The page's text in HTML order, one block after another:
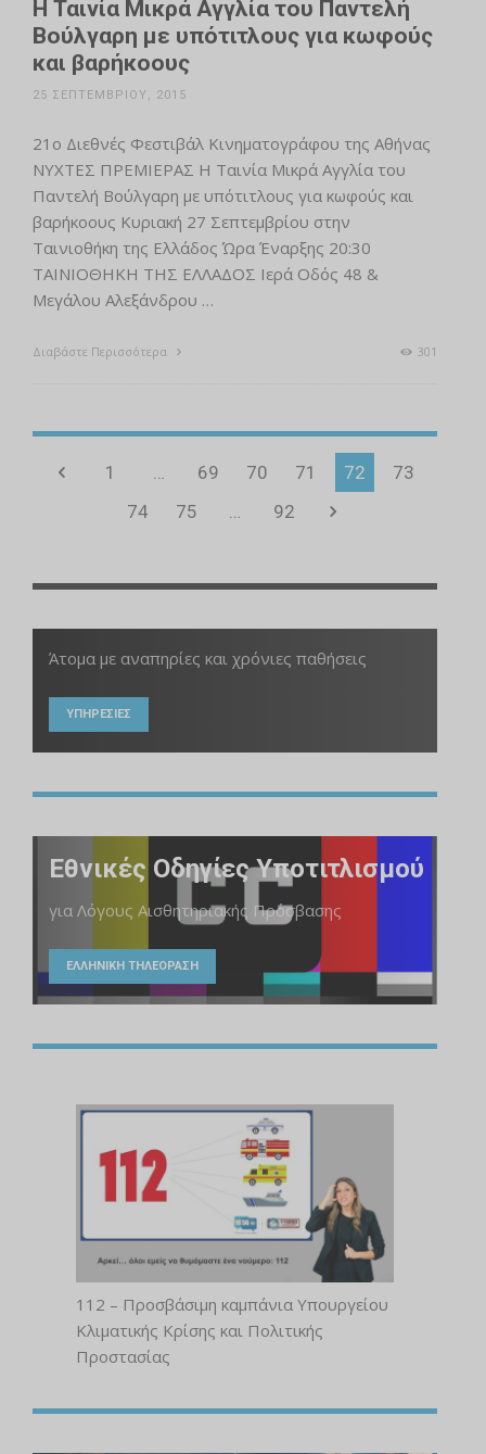
Η Ταινία Μικρά Αγγλία του Παντελή
Βούλγαρη με υπότιτλους για κωφούς
και βαρήκοους
25 ΣΕΠΤΕΜΒΡΊΟΥ, 2015
21ο Διεθνές Φεστιβάλ Κινηματογράφου της Αθήνας
ΝΥΧΤΕΣ ΠΡΕΜΙΕΡΑΣ Η Ταινία Μικρά Αγγλία του
Παντελή Βούλγαρη με υπότιτλους για κωφούς και
βαρήκοους Κυριακή 27 Σεπτεμβρίου στην
Ταινιοθήκη της Ελλάδος Ώρα Έναρξης 20:30
ΤΑΙΝΙΟΘΗΚΗ ΤΗΣ ΕΛΛΑΔΟΣ Ιερά Οδός 48 &
Μεγάλου Αλεξάνδρου …
Διαβάστε Περισσότερα 301
1 … 69 70 71 72
73
74
75 … 92
Άτομα με αναπηρίες και χρόνιες παθήσεις
ΥΠΗΡΕΣΙΕΣ
Εθνικές Οδηγίες Υποτιτλισμού
για Λόγους Αισθητηριακής Πρόσβασης
ΕΛΛΗΝΙΚΗ ΤΗΛΕΟΡΑΣΗ
112 – Προσβάσιμη καμπάνια Υπουργείου
Κλιματικής Κρίσης και Πολιτικής
Προστασίας